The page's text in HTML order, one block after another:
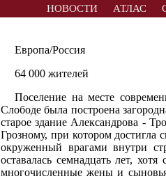
НОВОСТИ АТЛАС
Европа/Россия
64 000 жителей
Поселение на месте
Слободе была построена
старое здание Александрова -
Грозному, при котором достигла
окруженный врагами внутри
оставалась семнадцать лет,
многочисленные жены и